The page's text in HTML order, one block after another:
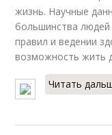
жизнь. Научные
большинства людей
правил и ведении
возможность жить
Читать